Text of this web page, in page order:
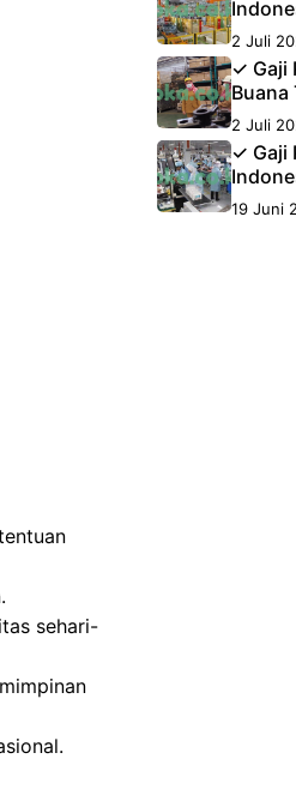
sehari-
2 Juli
✓ Gaji
Buana
2 Juli
✓ Gaji
19 Juni